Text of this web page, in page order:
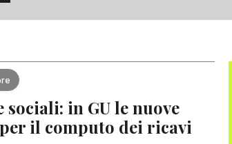
sociali: in GU le nuove
il computo dei ricavi